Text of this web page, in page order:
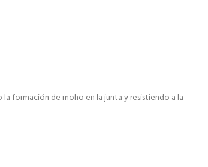
formación de moho en la junta y resistiendo a la